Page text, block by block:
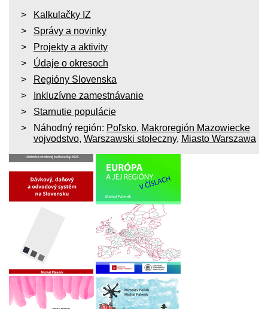
Kalkulačky IZ
Správy a novinky
Projekty a aktivity
Údaje o okresoch
Regióny Slovenska
Inkluzívne zamestnávanie
Starnutie populácie
Náhodný región: Poľsko, Makroregión Mazowiecke
vojvodstvo, Warszawski stołeczny, Miasto Warszawa